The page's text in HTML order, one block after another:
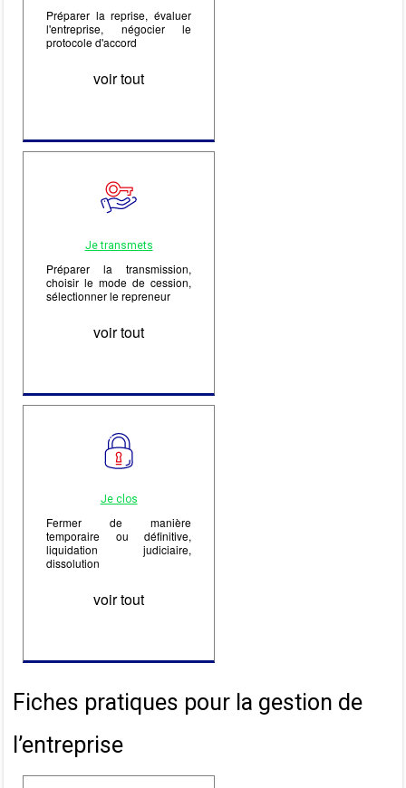
Préparer la reprise, évaluer
l'entreprise, négocier le
protocole d'accord
voir tout
Je transmets
Préparer la transmission,
choisir le mode de cession,
sélectionner le repreneur
voir tout
Je clos
Fermer de manière
temporaire ou définitive,
liquidation judiciaire,
dissolution
voir tout
Fiches pratiques pour la gestion de
l’entreprise